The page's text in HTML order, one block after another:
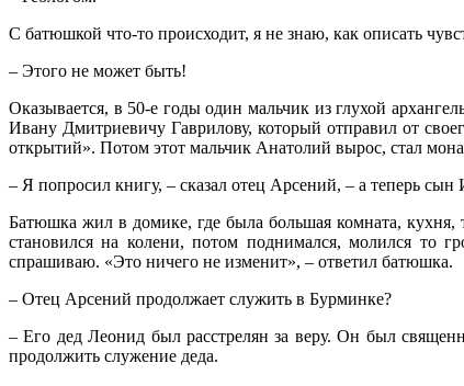
С батюшкой что-то происходит, я не знаю, как описать
– Этого не может быть!
Оказывается, в 50-е годы один мальчик из глухой
Ивану Дмитриевичу Гаврилову, который отправил от
открытий». Потом этот мальчик Анатолий вырос, стал
– Я попросил книгу, – сказал отец Арсений, – а теперь
Батюшка жил в домике, где была большая комната,
становился на колени, потом поднимался, молился то
спрашиваю. «Это ничего не изменит», – ответил батюшка.
– Отец Арсений продолжает служить в Бурминке?
– Его дед Леонид был расстрелян за веру. Он был
продолжить служение деда.